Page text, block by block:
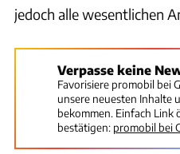
jedoch alle wesentlichen
Verpasse keine
Favorisiere promobil bei
unsere neuesten Inhalte
bekommen. Einfach
bestätigen: promobil bei